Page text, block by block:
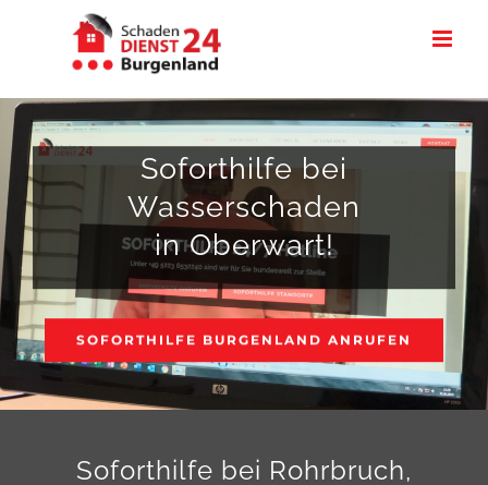
Soforthilfe bei
Wasserschaden
in Oberwart!
SOFORTHILFE BURGENLAND ANRUFEN
Soforthilfe bei Rohrbruch,